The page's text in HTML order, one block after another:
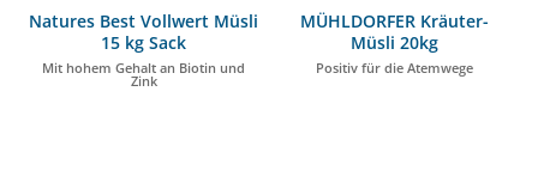
Natures Best Vollwert Müsli
15 kg Sack
Mit hohem Gehalt an Biotin und
Zink
MÜHLDORFER Kräuter-
Müsli 20kg
Positiv für die Atemwege